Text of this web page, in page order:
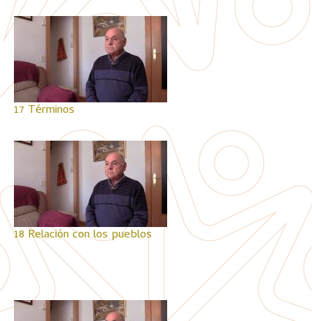
17 Términos
18 Relación con los pueblos